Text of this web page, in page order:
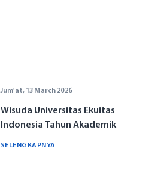
Jum'at, 13 March 2026
Wisuda Universitas Ekuitas
Indonesia Tahun Akademik
SELENGKAPNYA